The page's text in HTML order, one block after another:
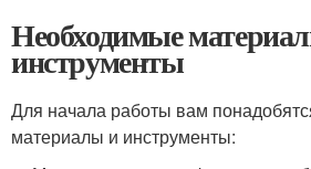
Необходимые
инструменты
Для начала работы вам
материалы и инструменты: